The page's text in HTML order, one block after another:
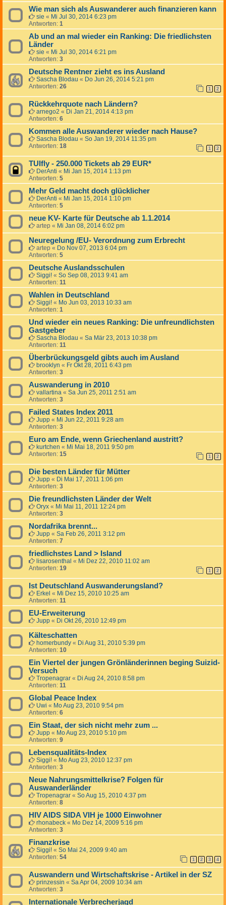
Wie man sich als Auswanderer auch finanzieren kann
sie « Mi Jul 30, 2014 6:23 pm
Antworten: 1
Ab und an mal wieder ein Ranking: Die friedlichsten
Länder
sie « Mi Jul 30, 2014 6:21 pm
Antworten: 3
Deutsche Rentner zieht es ins Ausland
Sascha Blodau « Do Jun 26, 2014 5:21 pm
Antworten: 26 1 2
Rückkehrquote nach Ländern?
arnego2 « Di Jan 21, 2014 4:13 pm
Antworten: 6
Kommen alle Auswanderer wieder nach Hause?
Sascha Blodau « So Jan 19, 2014 11:35 pm
Antworten: 18 1 2
TUIfly - 250.000 Tickets ab 29 EUR*
DerAnti « Mi Jan 15, 2014 1:13 pm
Antworten: 5
Mehr Geld macht doch glücklicher
DerAnti « Mi Jan 15, 2014 1:10 pm
Antworten: 5
neue KV- Karte für Deutsche ab 1.1.2014
artep « Mi Jan 08, 2014 6:02 pm
Neuregelung /EU- Verordnung zum Erbrecht
artep « Do Nov 07, 2013 6:04 pm
Antworten: 5
Deutsche Auslandsschulen
Siggi! « So Sep 08, 2013 9:41 am
Antworten: 11
Wahlen in Deutschland
Siggi! « Mo Jun 03, 2013 10:33 am
Antworten: 1
Und wieder ein neues Ranking: Die unfreundlichsten
Gastgeber
Sascha Blodau « Sa Mär 23, 2013 10:38 pm
Antworten: 11
Überbrückungsgeld gibts auch im Ausland
brooklyn « Fr Okt 28, 2011 6:43 pm
Antworten: 3
Auswanderung in 2010
vallartina « Sa Jun 25, 2011 2:51 am
Antworten: 3
Failed States Index 2011
Jupp « Mi Jun 22, 2011 9:28 am
Antworten: 3
Euro am Ende, wenn Griechenland austritt?
kurtchen « Mi Mai 18, 2011 9:50 pm
Antworten: 15 1 2
Die besten Länder für Mütter
Jupp « Di Mai 17, 2011 1:06 pm
Antworten: 3
Die freundlichsten Länder der Welt
Oryx « Mi Mai 11, 2011 12:24 pm
Antworten: 3
Nordafrika brennt...
Jupp « Sa Feb 26, 2011 3:12 pm
Antworten: 7
friedlichstes Land > Island
lisarosenthal « Mi Dez 22, 2010 11:02 am
Antworten: 19 1 2
Ist Deutschland Auswanderungsland?
Erkel « Mi Dez 15, 2010 10:25 am
Antworten: 11
EU-Erweiterung
Jupp « Di Okt 26, 2010 12:49 pm
Kälteschatten
homerbundy « Di Aug 31, 2010 5:39 pm
Antworten: 10
Ein Viertel der jungen Grönländerinnen beging Suizid-
Versuch
Tropenagrar « Di Aug 24, 2010 8:58 pm
Antworten: 11
Global Peace Index
Uwi « Mo Aug 23, 2010 9:54 pm
Antworten: 6
Ein Staat, der sich nicht mehr zum ...
Jupp « Mo Aug 23, 2010 5:10 pm
Antworten: 9
Lebensqualitäts-Index
Siggi! « Mo Aug 23, 2010 12:37 pm
Antworten: 3
Neue Nahrungsmittelkrise? Folgen für
Auswanderländer
Tropenagrar « So Aug 15, 2010 4:37 pm
Antworten: 8
HIV AIDS SIDA VIH je 1000 Einwohner
rhonabeck « Mo Dez 14, 2009 5:16 pm
Antworten: 3
Finanzkrise
Siggi! « So Mai 24, 2009 9:40 am
Antworten: 54 1 2 3 4
Auswandern und Wirtschaftskrise - Artikel in der SZ
prinzessin « Sa Apr 04, 2009 10:34 am
Antworten: 3
Internationale Verbrecherjagd